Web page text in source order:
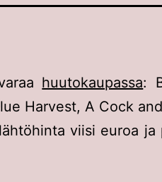
huutokaupassa:
Harvest, A Cock
viisi euroa